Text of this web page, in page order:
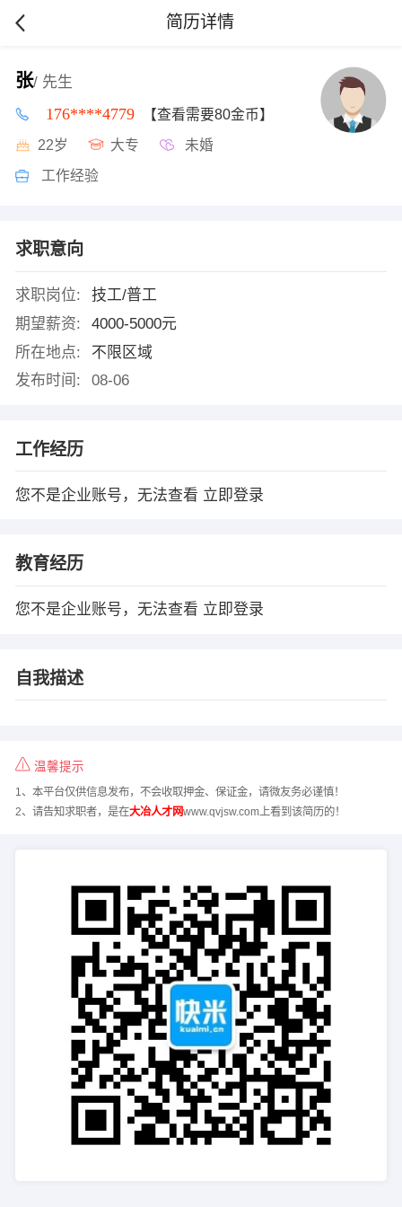
简历详情
张/ 先生
176****4779 【查看需要80金币】
22岁 大专 未婚
工作经验
求职意向
求职岗位:
技工/普工
期望薪资:
4000-5000元
所在地点:
不限区域
发布时间:
08-06
工作经历
您不是企业账号，无法查看 立即登录
教育经历
您不是企业账号，无法查看 立即登录
自我描述
温馨提示
1、本平台仅供信息发布，不会收取押金、保证金，请微友务必谨慎！
2、请告知求职者，是在大冶人才网www.qvjsw.com上看到该简历的！